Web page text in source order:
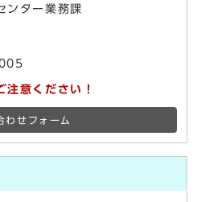
ンター業務課
注意ください！
わせフォーム